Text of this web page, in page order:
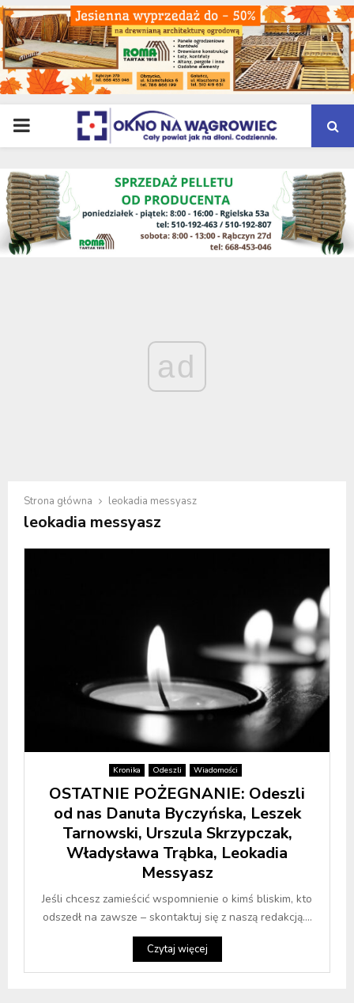
PRIMARY
MENU
ad
Strona główna leokadia messyasz
leokadia messyasz
Kronika Odeszli Wiadomości
OSTATNIE POŻEGNANIE: Odeszli
od nas Danuta Byczyńska, Leszek
Tarnowski, Urszula Skrzypczak,
Władysława Trąbka, Leokadia
Messyasz
Jeśli chcesz zamieścić wspomnienie o kimś bliskim, kto
odszedł na zawsze – skontaktuj się z naszą redakcją....
Czytaj więcej